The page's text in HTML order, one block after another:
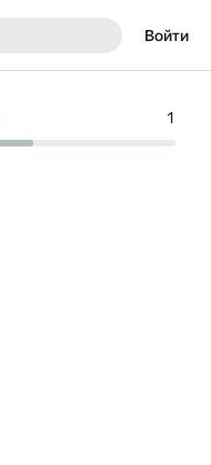
Войти
1